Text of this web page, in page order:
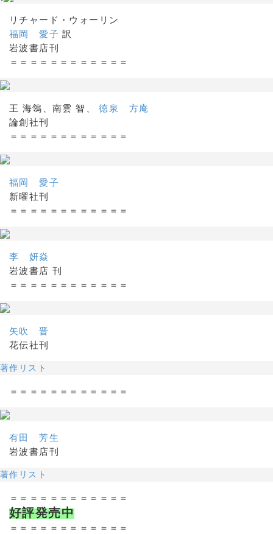
リチャード・ウォーリン
福岡 愛子 訳
岩波書店刊
＝＝＝＝＝＝＝＝＝＝＝＝
王 海鴒、南雲 智、徳泉 方庵
論創社刊
＝＝＝＝＝＝＝＝＝＝＝＝
福岡 愛子
新曜社刊
＝＝＝＝＝＝＝＝＝＝＝＝
李 妍焱
岩波書店 刊
＝＝＝＝＝＝＝＝＝＝＝＝
矢吹 晋
花伝社刊
著作リスト
＝＝＝＝＝＝＝＝＝＝＝＝
有田 芳生
岩波書店刊
著作リスト
＝＝＝＝＝＝＝＝＝＝＝＝
好評発売中
＝＝＝＝＝＝＝＝＝＝＝＝